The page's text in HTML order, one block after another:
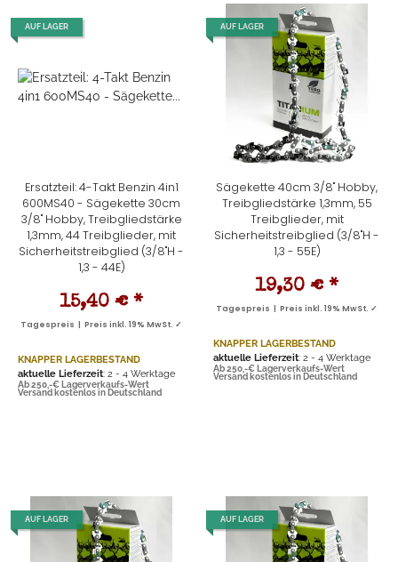
AUF LAGER
Ersatzteil: 4-Takt Benzin 4in1
600MS40 - Sägekette 30cm
3/8" Hobby, Treibgliedstärke
1,3mm, 44 Treibglieder, mit
Sicherheitstreibglied (3/8"H -
1,3 - 44E)
15,40 € *
Tagespreis | Preis inkl. 19% MwSt. ✓
KNAPPER LAGERBESTAND
aktuelle Lieferzeit: 2 - 4 Werktage
Ab 250,-€ Lagerverkaufs-Wert
Versand kostenlos in Deutschland
AUF LAGER
Sägekette 40cm 3/8" Hobby,
Treibgliedstärke 1,3mm, 55
Treibglieder, mit
Sicherheitstreibglied (3/8"H -
1,3 - 55E)
19,30 € *
Tagespreis | Preis inkl. 19% MwSt. ✓
KNAPPER LAGERBESTAND
aktuelle Lieferzeit: 2 - 4 Werktage
Ab 250,-€ Lagerverkaufs-Wert
Versand kostenlos in Deutschland
AUF LAGER AUF LAGER